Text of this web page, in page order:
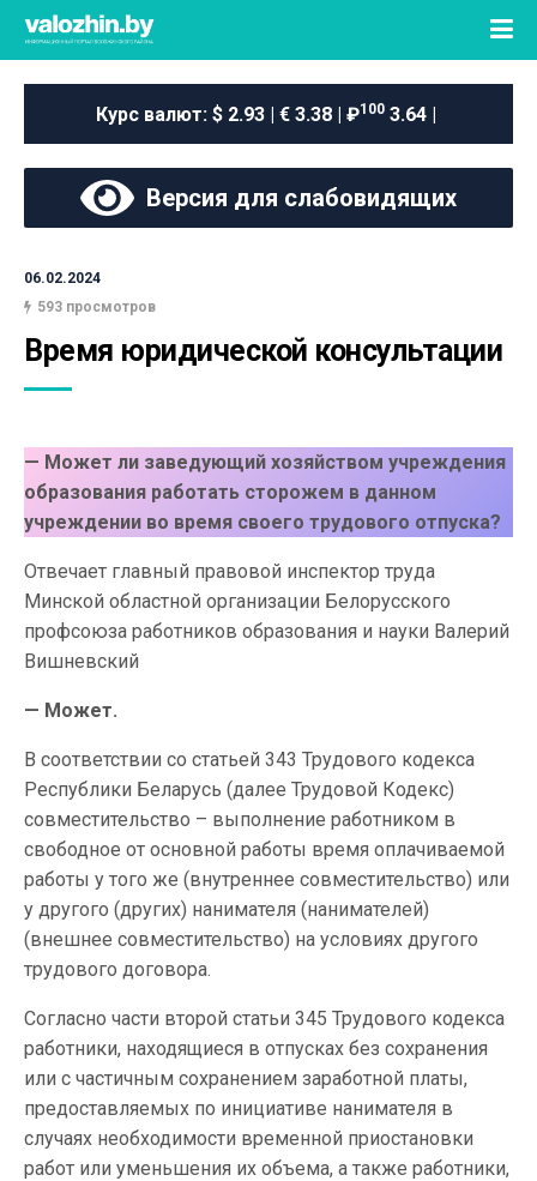
Курс валют: $ 2.93 | € 3.38 | ₽100 3.64 |
Версия для слабовидящих
06.02.2024
593 просмотров
Время юридической консультации
— Может ли заведующий хозяйством учреждения
образования работать сторожем в данном
учреждении во время своего трудового отпуска?
Отвечает главный правовой инспектор труда
Минской областной организации Белорусского
профсоюза работников образования и науки Валерий
Вишневский
— Может.
В соответствии со статьей 343 Трудового кодекса
Республики Беларусь (далее Трудовой Кодекс)
совместительство – выполнение работником в
свободное от основной работы время оплачиваемой
работы у того же (внутреннее совместительство) или
у другого (других) нанимателя (нанимателей)
(внешнее совместительство) на условиях другого
трудового договора.
Согласно части второй статьи 345 Трудового кодекса
работники, находящиеся в отпусках без сохранения
или с частичным сохранением заработной платы,
предоставляемых по инициативе нанимателя в
случаях необходимости временной приостановки
работ или уменьшения их объема, а также работники,